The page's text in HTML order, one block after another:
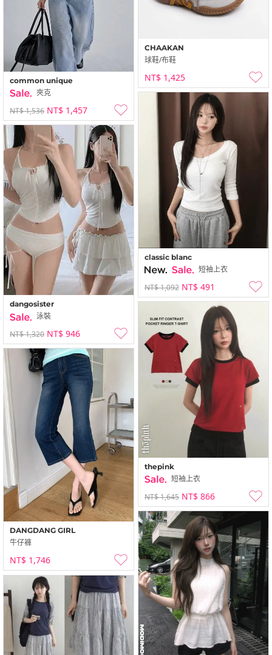
CHAAKAN
球鞋/布鞋
NT$ 1,425
common unique
夾克
NT$ 1,536 NT$ 1,457
classic blanc
短袖上衣
NT$ 1,092 NT$ 491
dangosister
泳裝
NT$ 1,320 NT$ 946
thepink
短袖上衣
NT$ 1,645 NT$ 866
DANGDANG GIRL
牛仔褲
NT$ 1,746